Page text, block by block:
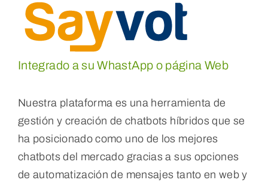
Integrado a su WhastApp o página Web
Nuestra plataforma es una herramienta de
gestión y creación de chatbots híbridos que se
ha posicionado como uno de los mejores
chatbots del mercado gracias a sus opciones
de automatización de mensajes tanto en web y